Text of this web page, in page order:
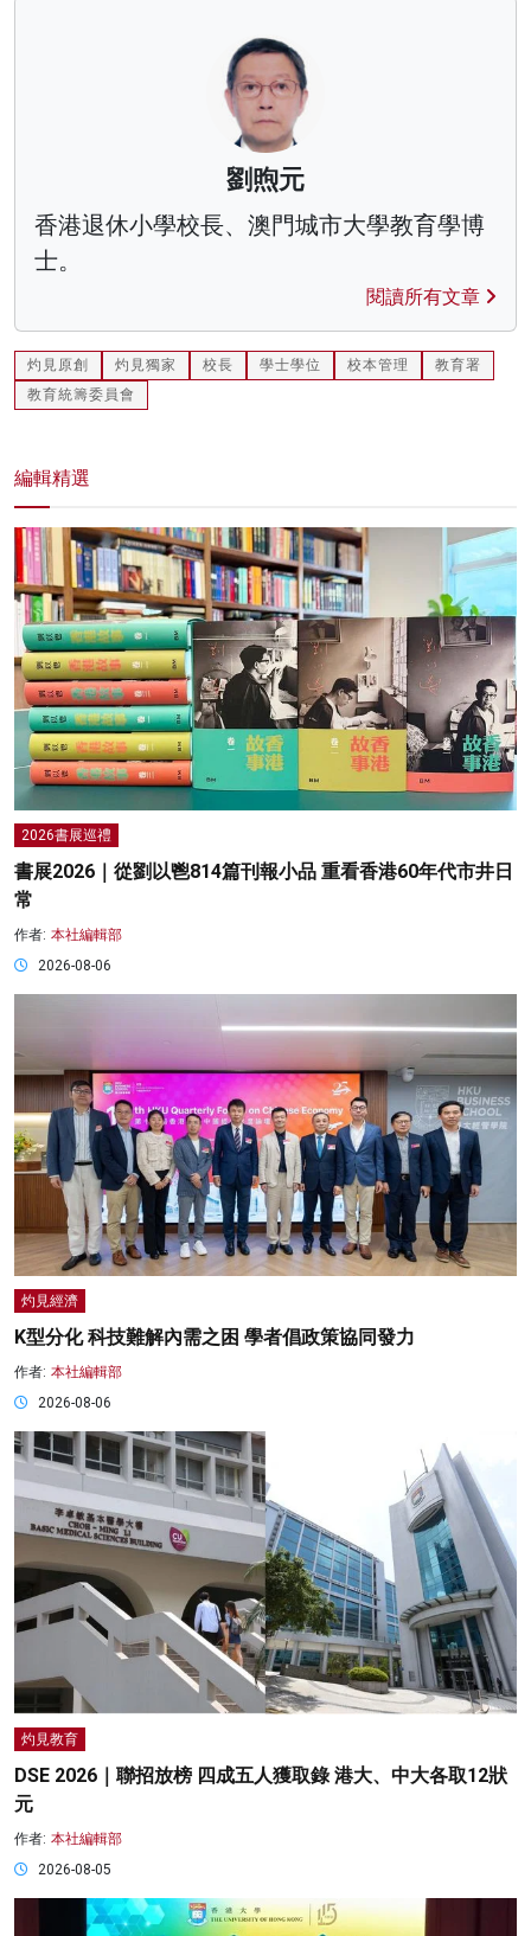
劉煦元
香港退休小學校長、澳門城市大學教育學博
士。
閱讀所有文章
灼見原創 灼見獨家 校長 學士學位 校本管理
教育署
教育統籌委員會
編輯精選
2026書展巡禮
書展2026｜從劉以鬯814篇刊報小品 重看香港60年代市井日
常
作者: 本社編輯部
2026-08-06
灼見經濟
K型分化 科技難解內需之困 學者倡政策協同發力
作者: 本社編輯部
2026-08-06
灼見教育
DSE 2026｜聯招放榜 四成五人獲取錄 港大、中大各取12狀
元
作者: 本社編輯部
2026-08-05